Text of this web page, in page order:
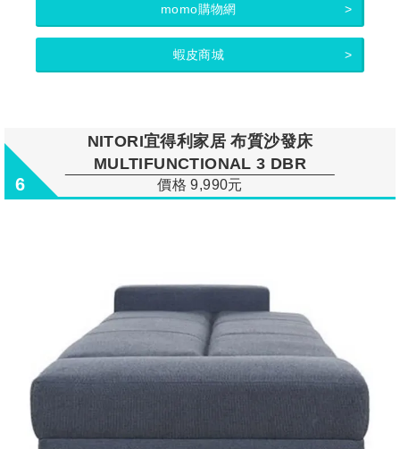
momo購物網
蝦皮商城
6
NITORI宜得利家居 布質沙發床
MULTIFUNCTIONAL 3 DBR
價格 9,990元